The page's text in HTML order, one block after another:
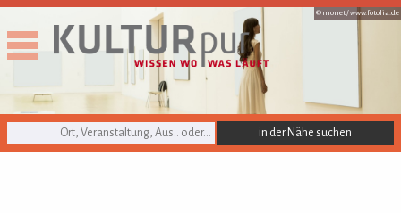
© monet /www.fotolia.de
KULTURpur Suche